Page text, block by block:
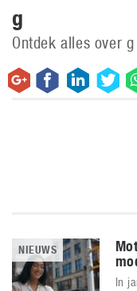
g
Ontdek alles over g
NIEUWS
In